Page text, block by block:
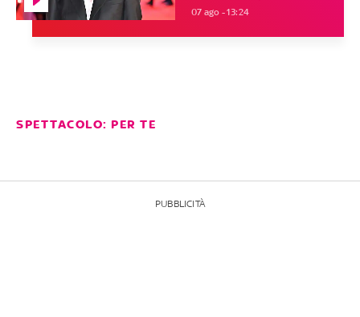
07 ago - 13:24
SPETTACOLO: PER TE
PUBBLICITÀ